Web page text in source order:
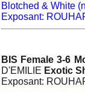
Blotched & White
Exposant:
BIS Female 3-6
D'EMILIE Exotic
Exposant: